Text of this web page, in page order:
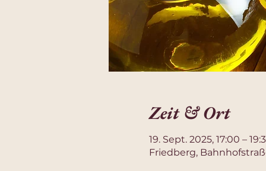
Zeit & Ort
19. Sept. 2025, 17:00 –
Friedberg,